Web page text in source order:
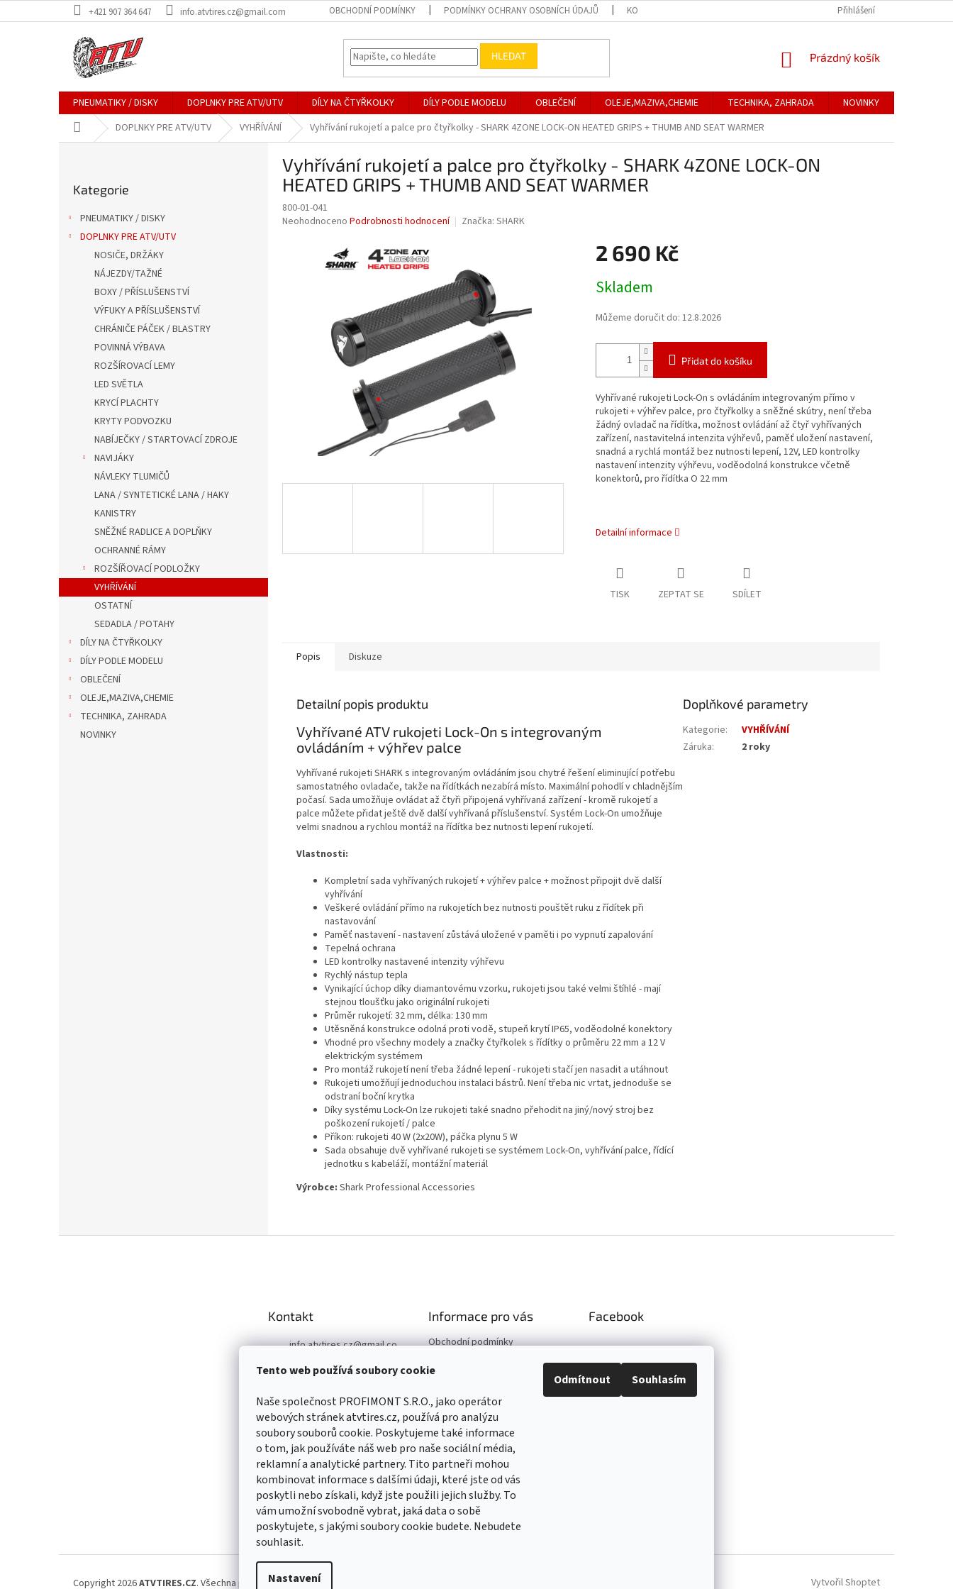
Tento web používá soubory cookie
Naše společnost PROFIMONT S.R.O., jako operátor
webových stránek atvtires.cz, používá pro analýzu
soubory souborů cookie. Poskytujeme také informace
o tom, jak používáte náš web pro naše sociální média,
reklamní a analytické partnery. Tito partneři mohou
kombinovat informace s dalšími údaji, které jste od vás
poskytli nebo získali, když jste použili jejich služby. To
vám umožní svobodně vybrat, jaká data o sobě
poskytujete, s jakými soubory cookie budete. Nebudete
souhlasit.
Nastavení
Odmítnout Souhlasím
na
+421 907 364 647 info.atvtires.cz@gmail.com OBCHODNÍ PODMÍNKY PODMÍNKY OCHRANY OSOBNÍCH ÚDAJŮ KONTAKTNÍ ÚDAJE Přihlášení
HLEDAT
NÁKUPNÍ
Prázdný košík
PNEUMATIKY / DISKY DOPLNKY PRE ATV/UTV DÍLY NA ČTYŘKOLKY DÍLY PODLE MODELU OBLEČENÍ OLEJE,MAZIVA,CHEMIE TECHNIKA, ZAHRADA NOVINKY
Domů DOPLNKY PRE ATV/UTV VYHŘÍVÁNÍ Vyhřívání rukojetí a palce pro čtyřkolky - SHARK 4ZONE LOCK-ON HEATED GRIPS + THUMB AND SEAT WARMER
kategorie
Kategorie
PNEUMATIKY / DISKY
DOPLNKY PRE ATV/UTV
NOSIČE, DRŽÁKY
NÁJEZDY/TAŽNÉ
BOXY / PŘÍSLUŠENSTVÍ
VÝFUKY A PŘÍSLUŠENSTVÍ
CHRÁNIČE PÁČEK / BLASTRY
POVINNÁ VÝBAVA
ROZŠÍROVACÍ LEMY
LED SVĚTLA
KRYCÍ PLACHTY
KRYTY PODVOZKU
NABÍJEČKY / STARTOVACÍ ZDROJE
NAVIJÁKY
NÁVLEKY TLUMIČŮ
LANA / SYNTETICKÉ LANA / HAKY
KANISTRY
SNĚŽNÉ RADLICE A DOPLŇKY
OCHRANNÉ RÁMY
ROZŠÍŘOVACÍ PODLOŽKY
VYHŘÍVÁNÍ
OSTATNÍ
SEDADLA / POTAHY
DÍLY NA ČTYŘKOLKY
DÍLY PODLE MODELU
OBLEČENÍ
OLEJE,MAZIVA,CHEMIE
TECHNIKA, ZAHRADA
NOVINKY
Vyhřívání rukojetí a palce pro čtyřkolky - SHARK 4ZONE LOCK-ON
HEATED GRIPS + THUMB AND SEAT WARMER
800-01-041
Průměrné
Neohodnoceno Podrobnosti hodnocení Značka: SHARK
2 690 Kč
cena:
Skladem
Můžeme doručit do: 12.8.2026
Přidat do košíku
Vyhřívané rukojeti Lock-On s ovládáním integrovaným přímo v
rukojeti + výhřev palce, pro čtyřkolky a sněžné skútry, není třeba
žádný ovladač na řídítka, možnost ovládání až čtyř vyhřívaných
zařízení, nastavitelná intenzita výhřevů, paměť uložení nastavení,
snadná a rychlá montáž bez nutnosti lepení, 12V, LED kontrolky
nastavení intenzity výhřevu, voděodolná konstrukce včetně
konektorů, pro řídítka O 22 mm
Detailní informace
TISK ZEPTAT SE SDÍLET
Popis Diskuze
Detailní popis produktu
Vyhřívané ATV rukojeti Lock-On s integrovaným
ovládáním + výhřev palce
Vyhřívané rukojeti SHARK s integrovaným ovládáním jsou chytré řešení eliminující potřebu
samostatného ovladače, takže na řídítkách nezabírá místo. Maximální pohodlí v chladnějším
počasí. Sada umožňuje ovládat až čtyři připojená vyhřívaná zařízení - kromě rukojetí a
palce můžete přidat ještě dvě další vyhřívaná příslušenství. Systém Lock-On umožňuje
velmi snadnou a rychlou montáž na řídítka bez nutnosti lepení rukojetí.
Vlastnosti:
Kompletní sada vyhřívaných rukojetí + výhřev palce + možnost připojit dvě další
vyhřívání
Veškeré ovládání přímo na rukojetích bez nutnosti pouštět ruku z řídítek při
nastavování
Paměť nastavení - nastavení zůstává uložené v paměti i po vypnutí zapalování
Tepelná ochrana
LED kontrolky nastavené intenzity výhřevu
Rychlý nástup tepla
Vynikající úchop díky diamantovému vzorku, rukojeti jsou také velmi štíhlé - mají
stejnou tloušťku jako originální rukojeti
Průměr rukojetí: 32 mm, délka: 130 mm
Utěsněná konstrukce odolná proti vodě, stupeň krytí IP65, voděodolné konektory
Vhodné pro všechny modely a značky čtyřkolek s řídítky o průměru 22 mm a 12 V
elektrickým systémem
Pro montáž rukojetí není třeba žádné lepení - rukojeti stačí jen nasadit a utáhnout
Rukojeti umožňují jednoduchou instalaci bástrů. Není třeba nic vrtat, jednoduše se
odstraní boční krytka
Díky systému Lock-On lze rukojeti také snadno přehodit na jiný/nový stroj bez
poškození rukojetí / palce
Příkon: rukojeti 40 W (2x20W), páčka plynu 5 W
Sada obsahuje dvě vyhřívané rukojeti se systémem Lock-On, vyhřívání palce, řídící
jednotku s kabeláží, montážní materiál
Výrobce: Shark Professional Accessories
Doplňkové parametry
Kategorie:
VYHŘÍVÁNÍ
Záruka: 2 roky
Kontakt
info.atvtires.cz@gmail.co
+421 907 364 647
https://www.facebook.co
m/ATVTirescz-109291744
990395
https://www.facebook.co
m/ATVTirescz-109291744
990395
Informace pro vás
Obchodní podmínky
Podmínky ochrany osobních
údajů
Reklamace
Facebook
Vytvořil Shoptet
Copyright 2026ATVTIRES.CZ. Všechna práva vyhrazena.Upravit nastavení cookies